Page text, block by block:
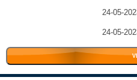
24-05-
24-05-